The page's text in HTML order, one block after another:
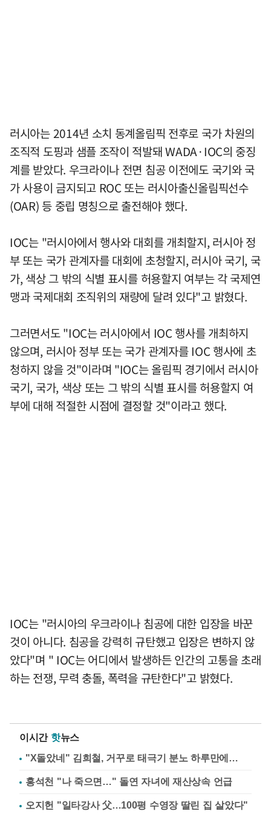
러시아는 2014년 소치 동계올림픽 전후로 국가 차원의
조직적 도핑과 샘플 조작이 적발돼 WADA·IOC의 중징
계를 받았다. 우크라이나 전면 침공 이전에도 국기와 국
가 사용이 금지되고 ROC 또는 러시아출신올림픽선수
(OAR) 등 중립 명칭으로 출전해야 했다.
IOC는 "러시아에서 행사와 대회를 개최할지, 러시아 정
부 또는 국가 관계자를 대회에 초청할지, 러시아 국기, 국
가, 색상 그 밖의 식별 표시를 허용할지 여부는 각 국제연
맹과 국제대회 조직위의 재량에 달려 있다"고 밝혔다.
그러면서도 "IOC는 러시아에서 IOC 행사를 개최하지
않으며, 러시아 정부 또는 국가 관계자를 IOC 행사에 초
청하지 않을 것"이라며 "IOC는 올림픽 경기에서 러시아
국기, 국가, 색상 또는 그 밖의 식별 표시를 허용할지 여
부에 대해 적절한 시점에 결정할 것"이라고 했다.
IOC는 "러시아의 우크라이나 침공에 대한 입장을 바꾼
것이 아니다. 침공을 강력히 규탄했고 입장은 변하지 않
았다"며 " IOC는 어디에서 발생하든 인간의 고통을 초래
하는 전쟁, 무력 충돌, 폭력을 규탄한다"고 밝혔다.
이시간 핫뉴스
"X돌았네" 김희철, 거꾸로 태극기 분노 하루만에…
홍석천 "나 죽으면…" 돌연 자녀에 재산상속 언급
오지헌 "일타강사 父…100평 수영장 딸린 집 살았다"